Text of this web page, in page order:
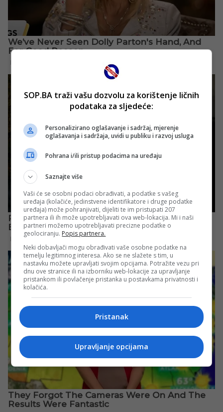
SOP.BA traži vašu dozvolu za korištenje ličnih
podataka za sljedeće:
Personalizirano oglašavanje i sadržaj, mjerenje
oglašavanja i sadržaja, uvidi u publiku i razvoj usluga
Pohrana i/ili pristup podacima na uređaju
Saznajte više
Vaši će se osobni podaci obrađivati, a podatke s vašeg
uređaja (kolačiće, jedinstvene identifikatore i druge podatke
uređaja) može pohranjivati, dijeliti te im pristupati 207
partnera ili ih može upotrebljavati ova web-lokacija. Mi i naši
partneri možemo upotrebljavati precizne podatke o
geolociranju. Popis partnera.
Neki dobavljači mogu obrađivati vaše osobne podatke na
temelju legitimnog interesa. Ako se ne slažete s tim, u
nastavku možete upravljati svojim opcijama. Potražite vezu pri
dnu ove stranice ili na izborniku web-lokacije za upravljanje
pristankom ili povlačenje pristanka u postavkama privatnosti i
kolačića.
Pristanak
Upravljanje opcijama